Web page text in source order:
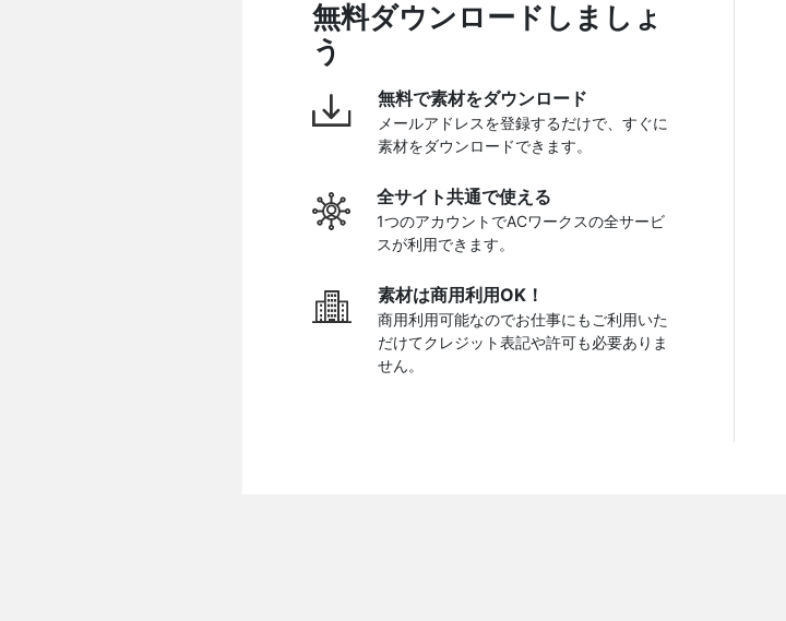
無料ダウンロードしましょ
う
無料で素材をダウンロード
メールアドレスを登録するだけで、すぐに
素材をダウンロードできます。
全サイト共通で使える
1つのアカウントでACワークスの全サービ
スが利用できます。
素材は商用利用OK！
商用利用可能なのでお仕事にもご利用いた
だけてクレジット表記や許可も必要ありま
せん。